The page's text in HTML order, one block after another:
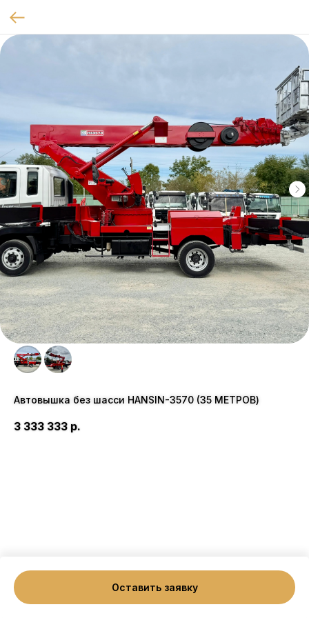
Автовышка без шасси HANSIN-3570 (35 МЕТРОВ)
3 333 333 р.
Оставить заявку